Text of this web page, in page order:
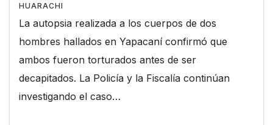
HUARACHI
La autopsia realizada a los cuerpos de dos
hombres hallados en Yapacaní confirmó que
ambos fueron torturados antes de ser
decapitados. La Policía y la Fiscalía continúan
investigando el caso…